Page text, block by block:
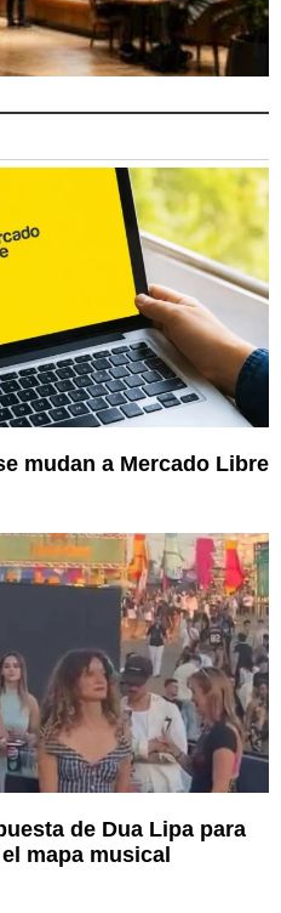
mudan a Mercado Libre
de Dua Lipa para
mapa musical